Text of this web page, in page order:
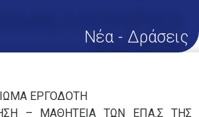
Νέα - Δράσεις
ΕΡΓΟΔΟΤΗ
– ΜΑΘΗΤΕΙΑ ΤΩΝ ΕΠΑ.Σ ΤΗΣ